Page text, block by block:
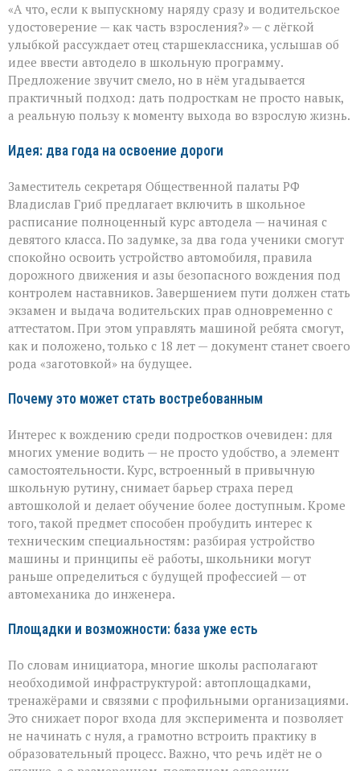
в
придачу
аттестату:
школьная
инициатива
«А что, если к выпускному наряду сразу и водительское
удостоверение — как часть взросления?» — с лёгкой
улыбкой рассуждает отец старшеклассника, услышав об
идее ввести автодело в школьную программу.
Предложение звучит смело, но в нём угадывается
практичный подход: дать подросткам не просто навык,
а реальную пользу к моменту выхода во взрослую жизнь.
Идея: два года на освоение дороги
Заместитель секретаря Общественной палаты РФ
Владислав Гриб предлагает включить в школьное
расписание полноценный курс автодела — начиная с
девятого класса. По задумке, за два года ученики смогут
спокойно освоить устройство автомобиля, правила
дорожного движения и азы безопасного вождения под
контролем наставников. Завершением пути должен стать
экзамен и выдача водительских прав одновременно с
аттестатом. При этом управлять машиной ребята смогут,
как и положено, только с 18 лет — документ станет своего
рода «заготовкой» на будущее.
Почему это может стать востребованным
Интерес к вождению среди подростков очевиден: для
многих умение водить — не просто удобство, а элемент
самостоятельности. Курс, встроенный в привычную
школьную рутину, снимает барьер страха перед
автошколой и делает обучение более доступным. Кроме
того, такой предмет способен пробудить интерес к
техническим специальностям: разбирая устройство
машины и принципы её работы, школьники могут
раньше определиться с будущей профессией — от
автомеханика до инженера.
Площадки и возможности: база уже есть
По словам инициатора, многие школы располагают
необходимой инфраструктурой: автоплощадками,
тренажёрами и связями с профильными организациями.
Это снижает порог входа для эксперимента и позволяет
не начинать с нуля, а грамотно встроить практику в
образовательный процесс. Важно, что речь идёт не о